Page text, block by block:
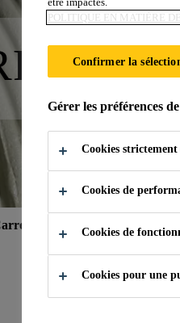
Colle Carrelage
POLITIQUE EN MATIÈRE
Confirmer la
Gérer les préférences
Cookies strictement
Cookies de
Cookies de
Cookies pour une